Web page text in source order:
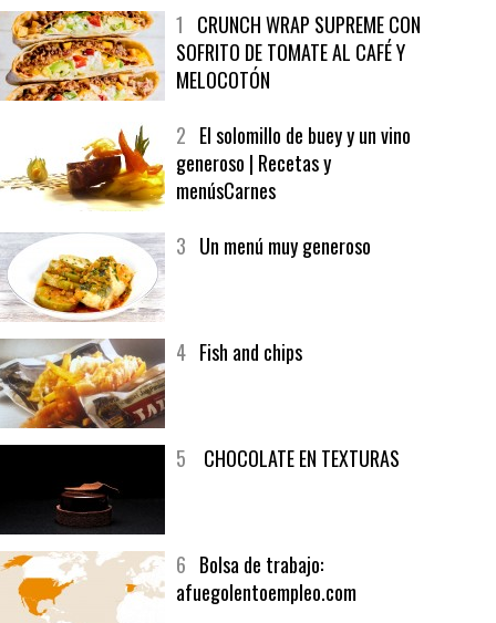
MÁS LEÍDO ÚLTIMAS PUBLICACIONES
SOFRITO DE TOMATE AL CAFÉ Y
MELOCOTÓN
generoso | Recetas y